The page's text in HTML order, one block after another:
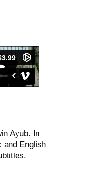
Ayub. In
and English